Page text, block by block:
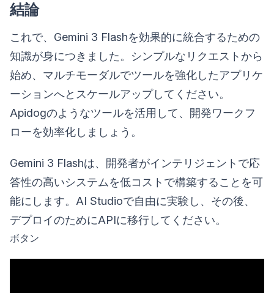
結論
これで、Gemini 3 Flashを効果的に統合するための
知識が身につきました。シンプルなリクエストから
始め、マルチモーダルでツールを強化したアプリケ
ーションへとスケールアップしてください。
Apidogのようなツールを活用して、開発ワークフ
ローを効率化しましょう。
Gemini 3 Flashは、開発者がインテリジェントで応
答性の高いシステムを低コストで構築することを可
能にします。AI Studioで自由に実験し、その後、
デプロイのためにAPIに移行してください。
ボタン